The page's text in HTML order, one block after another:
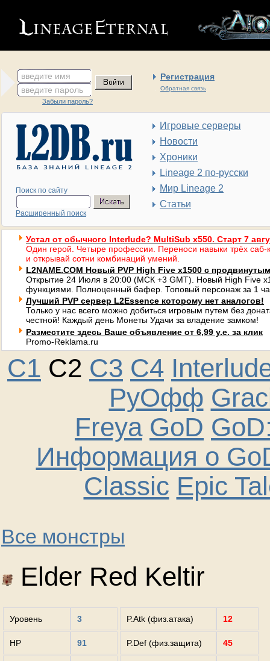
введите имя Регистрация
Обратная связь
введите пароль
Забыли пароль?
Поиск по сайту
Расширенный поиск
Игровые серверы
Новости
Хроники
Lineage 2 по-русски
Мир Lineage 2
Статьи
Устал от обычного Interlude? MultiSub x550. Старт 7
Один герой. Четыре профессии. Переноси навыки трёх саб-
и открывай сотни комбинаций умений.
L2NAME.COM Новый PVP High Five x1500 с
Открытие 24 Июля в 20:00 (МСК +3 GMT). Новый High Five
функциями. Полноценный бафер. Топовый персонаж за 1
Лучший PVP сервер L2Essence которому нет аналогов!
Только у нас всего можно добиться игровым путем без
честной! Каждый день Монеты Удачи за владение замком!
Разместите здесь Ваше объявление от 6,99 у.е. за клик
Promo-Reklama.ru
C1 C2 C3 C4
РуОфф
Freya GoD
Информация о
Classic Epic
Все монстры
Elder Red Keltir
Уровень 3
HP 91
P.Atk (физ.атака) 12
P.Def (физ.защита) 45